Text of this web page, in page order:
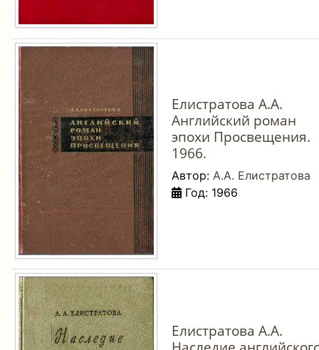
Елистратова А.А.
Английский роман
эпохи Просвещения.
1966.
Автор: А.А. Елистратова
Год: 1966
Елистратова А.А.